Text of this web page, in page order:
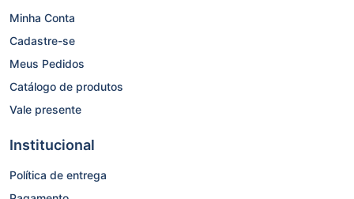
Minha Conta
Cadastre-se
Meus Pedidos
Catálogo de produtos
Vale presente
Institucional
Política de entrega